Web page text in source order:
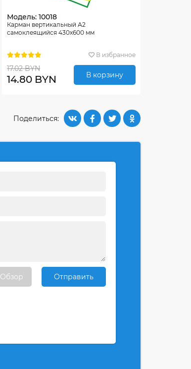
Модель: 10018
Карман вертикальный А2
самоклеящийся 430х600 мм
В избранное
17.02 BYN
14.80 BYN В корзину
Поделиться:
Обзор Отправить